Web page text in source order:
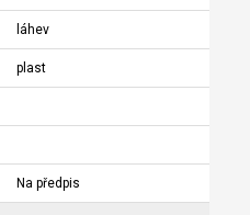
láhev
plast
Na předpis